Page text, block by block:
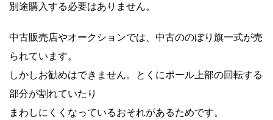
別途購入する必要はありません。
中古販売店やオークションでは、中古ののぼり旗一式が売
られています。
しかしお勧めはできません。とくにポール上部の回転する
部分が割れていたり
まわしにくくなっているおそれがあるためです。